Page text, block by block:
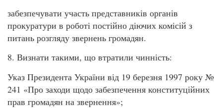
забезпечувати участь представників органів
прокуратури в роботі постійно діючих комісій з
питань розгляду звернень громадян.
8. Визнати такими, що втратили чинність:
Указ Президента України від 19 березня 1997 року №
241 «Про заходи щодо забезпечення конституційних
прав громадян на звернення»;